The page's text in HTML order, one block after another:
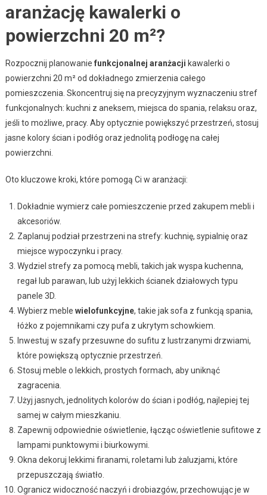
aranżację kawalerki o
powierzchni 20 m²?
Rozpocznij planowanie funkcjonalnej aranżacji kawalerki o
powierzchni 20 m² od dokładnego zmierzenia całego
pomieszczenia. Skoncentruj się na precyzyjnym wyznaczeniu stref
funkcjonalnych: kuchni z aneksem, miejsca do spania, relaksu oraz,
jeśli to możliwe, pracy. Aby optycznie powiększyć przestrzeń, stosuj
jasne kolory ścian i podłóg oraz jednolitą podłogę na całej
powierzchni.
Oto kluczowe kroki, które pomogą Ci w aranżacji:
Dokładnie wymierz całe pomieszczenie przed zakupem mebli i
akcesoriów.
Zaplanuj podział przestrzeni na strefy: kuchnię, sypialnię oraz
miejsce wypoczynku i pracy.
Wydziel strefy za pomocą mebli, takich jak wyspa kuchenna,
regał lub parawan, lub użyj lekkich ścianek działowych typu
panele 3D.
Wybierz meble wielofunkcyjne, takie jak sofa z funkcją spania,
łóżko z pojemnikami czy pufa z ukrytym schowkiem.
Inwestuj w szafy przesuwne do sufitu z lustrzanymi drzwiami,
które powiększą optycznie przestrzeń.
Stosuj meble o lekkich, prostych formach, aby uniknąć
zagracenia.
Użyj jasnych, jednolitych kolorów do ścian i podłóg, najlepiej tej
samej w całym mieszkaniu.
Zapewnij odpowiednie oświetlenie, łącząc oświetlenie sufitowe z
lampami punktowymi i biurkowymi.
Okna dekoruj lekkimi firanami, roletami lub żaluzjami, które
przepuszczają światło.
Ogranicz widoczność naczyń i drobiazgów, przechowując je w